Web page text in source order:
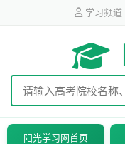
学习频道
阳光学习网首页